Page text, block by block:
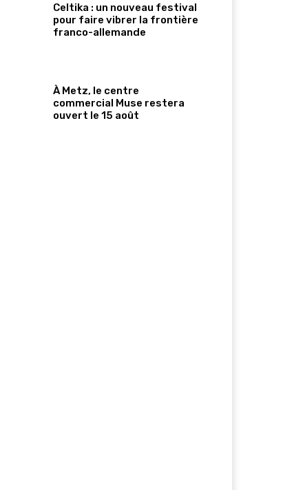
Celtika : un nouveau festival
pour faire vibrer la frontière
franco-allemande
À Metz, le centre
commercial Muse restera
ouvert le 15 août